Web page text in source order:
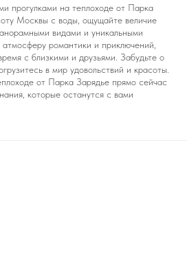
прогулками на теплоходе от Парка
Москвы с воды, ощущайте величие
видами и уникальными
романтики и приключений,
с близкими и друзьями. Забудьте о
в мир удовольствий и красоты.
от Парка Зарядье прямо сейчас
которые останутся с вами